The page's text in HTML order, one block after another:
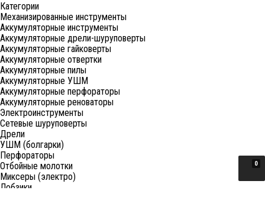
0
Категории
Механизированные инструменты
Аккумуляторные инструменты
Аккумуляторные дрели-шуруповерты
Аккумуляторные гайковерты
Аккумуляторные отвертки
Аккумуляторные пилы
Аккумуляторные УШМ
Аккумуляторные перфораторы
Аккумуляторные реноваторы
Электроинструменты
Сетевые шуруповерты
Дрели
УШМ (болгарки)
Перфораторы
Отбойные молотки
Миксеры (электро)
Лобзики